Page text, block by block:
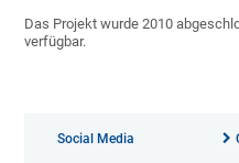
Das Projekt wurde 2010
verfügbar.
Social Media